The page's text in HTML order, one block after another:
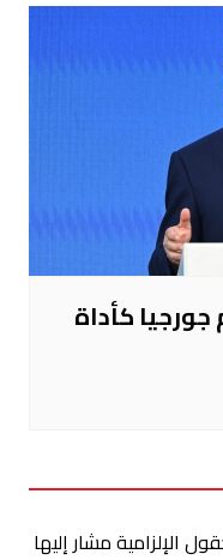
كأداة
الإلزامية مشار إليها